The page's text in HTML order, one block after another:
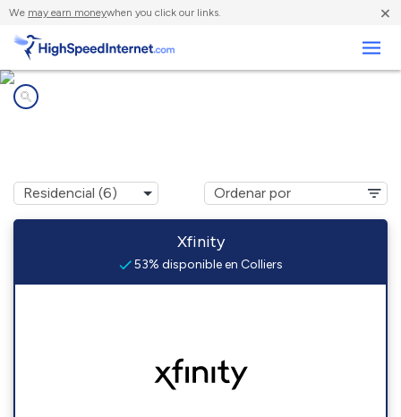
We may earn moneywhen you click our links. ×
Xfinity
53% disponible en Colliers